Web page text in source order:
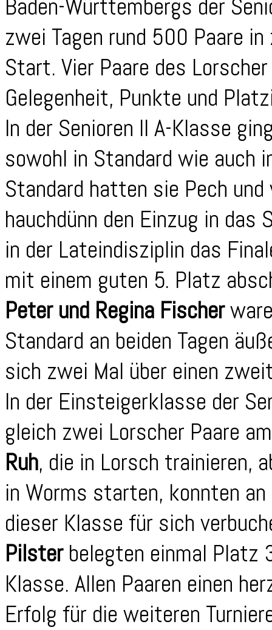
Baden-Württembergs der
zwei Tagen rund 500 Paare
Start. Vier Paare des
Gelegenheit, Punkte und
In der Senioren II A-Klasse
sowohl in Standard wie auch
Standard hatten sie Pech
hauchdünn den Einzug in
in der Lateindisziplin das
mit einem guten 5. Platz
Peter und Regina Fischer
Standard an beiden Tagen
sich zwei Mal über einen
In der Einsteigerklasse der
gleich zwei Lorscher Paare
Ruh, die in Lorsch trainieren,
in Worms starten, konnten an
dieser Klasse für sich
Pilsterbelegten einmal Platz
Klasse. Allen Paaren einen
Erfolg für die weiteren